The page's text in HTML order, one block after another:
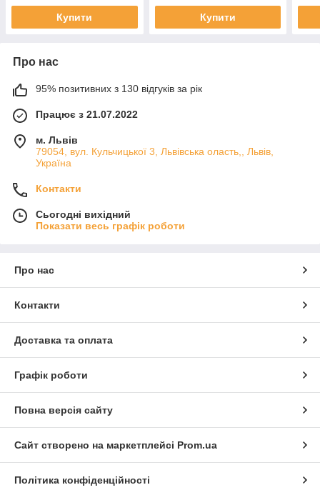
Купити Купити
Про нас
95% позитивних з 130 відгуків за рік
Працює з 21.07.2022
м. Львів
79054, вул. Кульчицької 3, Львівська оласть,, Львів,
Україна
Контакти
Сьогодні вихідний
Показати весь графік роботи
Про нас
Контакти
Доставка та оплата
Графік роботи
Повна версія сайту
Сайт створено на маркетплейсі Prom.ua
Політика конфіденційності